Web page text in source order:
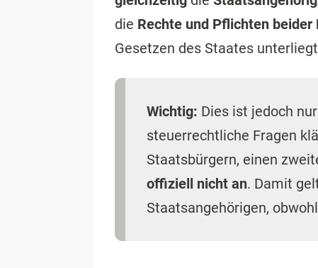
die Rechte und Pflichten beider
Gesetzen des Staates
Wichtig: Dies ist jedoch
steuerrechtliche Fragen
Staatsbürgern, einen
offiziell nicht an. Damit
Staatsangehörigen,